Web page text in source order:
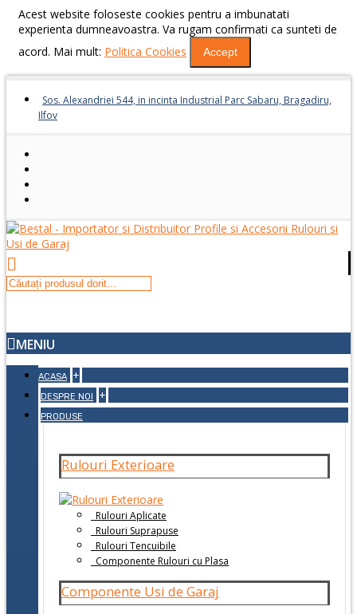
Acest website foloseste cookies pentru a imbunatati
experienta dumneavoastra. Va rugam confirmati ca sunteti de
acord. Mai mult: Politica Cookies Accept
Sos. Alexandriei 544, in incinta Industrial Parc Sabaru, Bragadiru,
Ilfov
MENIU
ACASA +
DESPRE NOI +
PRODUSE
Rulouri Exterioare
Rulouri Aplicate
Rulouri Suprapuse
Rulouri Tencuibile
Componente Rulouri cu Plasa
Componente Usi de Garaj